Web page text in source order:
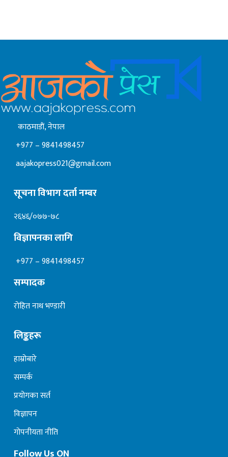
काठमाडाैं, नेपाल
+977 – 9841498457
aajakopress021@gmail.com
सूचना विभाग दर्ता नम्बर
२६४६/०७७-७८
विज्ञापनका लागि
+977 – 9841498457
सम्पादक
रोहित नाथ भण्डारी
लिङ्कहरू
हाम्रोबारे
सम्पर्क
प्रयोगका सर्त
विज्ञापन
गोपनीयता नीति
Follow Us ON